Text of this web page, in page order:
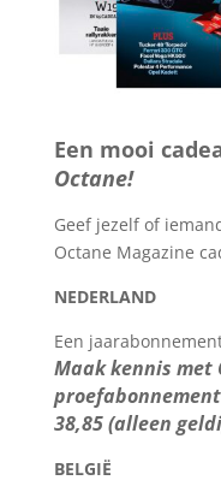
Een mooi
Octane!
Geef jezelf of
Octane Magazine
NEDERLAND
Een
Maak kennis met
38,85 (alleen
BELGIË